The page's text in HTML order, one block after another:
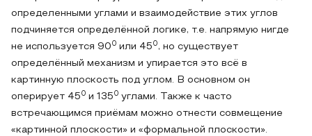
определенными углами и взаимодействие этих углов
подчиняется определённой логике, т.е. напрямую нигде
не используется 90 0 или 45 0 , но существует
определённый механизм и упирается это всё в
картинную плоскость под углом. В основном он
оперирует 45 0 и 135 0 углами. Также к часто
встречающимся приёмам можно отнести совмещение
«картинной плоскости» и «формальной плоскости».